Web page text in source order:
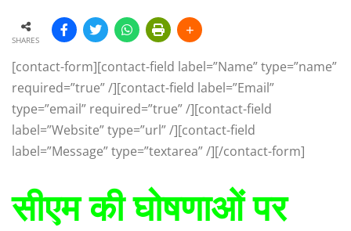
SHARES
[contact-form][contact-field label=”Name” type=”name”
required=”true” /][contact-field label=”Email”
type=”email” required=”true” /][contact-field
label=”Website” type=”url” /][contact-field
label=”Message” type=”textarea” /][/contact-form]
सीएम की घोषणाओं पर